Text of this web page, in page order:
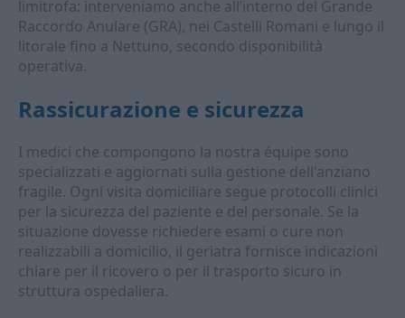
limitrofa: interveniamo anche all’interno del Grande
Raccordo Anulare (GRA), nei Castelli Romani e lungo il
litorale fino a Nettuno, secondo disponibilità
operativa.
Rassicurazione e sicurezza
I medici che compongono la nostra équipe sono
specializzati e aggiornati sulla gestione dell'anziano
fragile. Ogni visita domiciliare segue protocolli clinici
per la sicurezza del paziente e del personale. Se la
situazione dovesse richiedere esami o cure non
realizzabili a domicilio, il geriatra fornisce indicazioni
chiare per il ricovero o per il trasporto sicuro in
struttura ospedaliera.